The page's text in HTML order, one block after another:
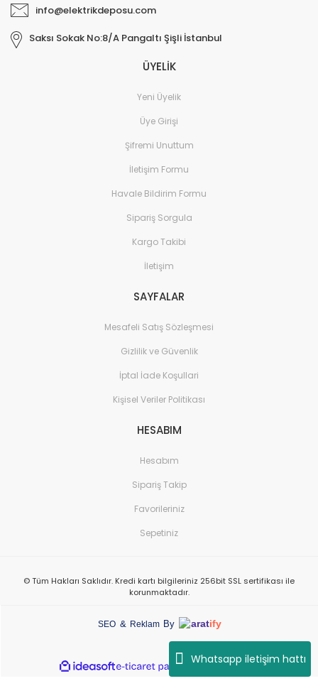
Whatsapp iletişim hattı
info@elektrikdeposu.com
Saksı Sokak No:8/A Pangaltı Şişli İstanbul
ÜYELİK
Yeni Üyelik
Üye Girişi
Şifremi Unuttum
İletişim Formu
Havale Bildirim Formu
Sipariş Sorgula
Kargo Takibi
İletişim
SAYFALAR
Mesafeli Satış Sözleşmesi
Gizlilik ve Güvenlik
İptal İade Koşullari
Kişisel Veriler Politikası
HESABIM
Hesabım
Sipariş Takip
Favorileriniz
Sepetiniz
© Tüm Hakları Saklıdır. Kredi kartı bilgileriniz 256bit SSL sertifikası ile
korunmaktadır.
SEO & Reklam By aratify